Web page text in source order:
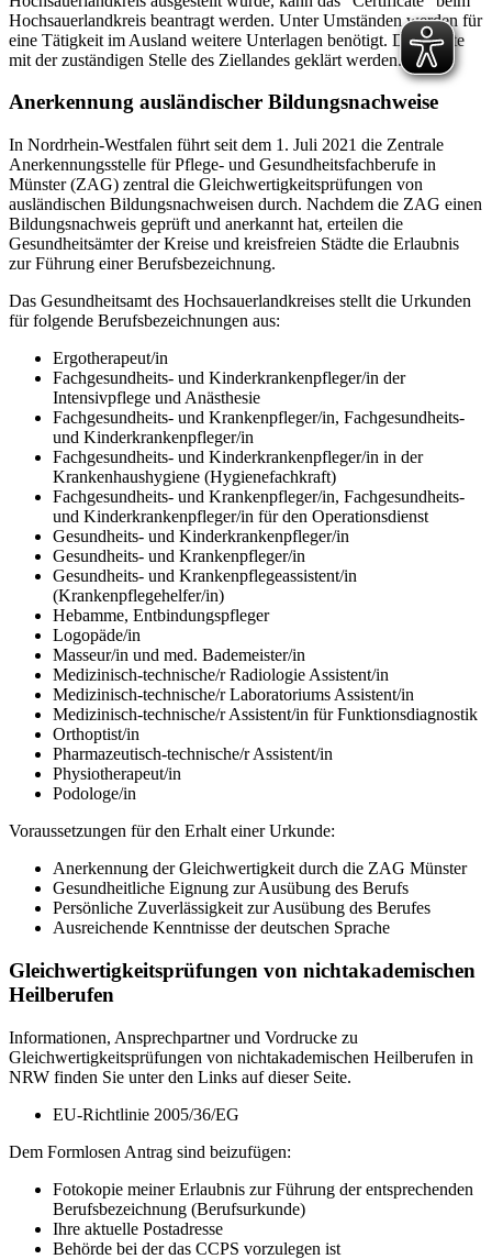
Hochsauerlandkreis beantragt werden. Unter Umständen werden für
eine Tätigkeit im Ausland weitere Unterlagen benötigt. Dies sollte
mit der zuständigen Stelle des Ziellandes geklärt werden.
Anerkennung ausländischer Bildungsnachweise
In Nordrhein-Westfalen führt seit dem 1. Juli 2021 die Zentrale
Anerkennungsstelle für Pflege- und Gesundheitsfachberufe in
Münster (ZAG) zentral die Gleichwertigkeitsprüfungen von
ausländischen Bildungsnachweisen durch. Nachdem die ZAG einen
Bildungsnachweis geprüft und anerkannt hat, erteilen die
Gesundheitsämter der Kreise und kreisfreien Städte die Erlaubnis
zur Führung einer Berufsbezeichnung.
Das Gesundheitsamt des Hochsauerlandkreises stellt die Urkunden
für folgende Berufsbezeichnungen aus:
Ergotherapeut/in
Fachgesundheits- und Kinderkrankenpfleger/in der
Intensivpflege und Anästhesie
Fachgesundheits- und Krankenpfleger/in, Fachgesundheits-
und Kinderkrankenpfleger/in
Fachgesundheits- und Kinderkrankenpfleger/in in der
Krankenhaushygiene (Hygienefachkraft)
Fachgesundheits- und Krankenpfleger/in, Fachgesundheits-
und Kinderkrankenpfleger/in für den Operationsdienst
Gesundheits- und Kinderkrankenpfleger/in
Gesundheits- und Krankenpfleger/in
Gesundheits- und Krankenpflegeassistent/in
(Krankenpflegehelfer/in)
Hebamme, Entbindungspfleger
Logopäde/in
Masseur/in und med. Bademeister/in
Medizinisch-technische/r Radiologie Assistent/in
Medizinisch-technische/r Laboratoriums Assistent/in
Medizinisch-technische/r Assistent/in für Funktionsdiagnostik
Orthoptist/in
Pharmazeutisch-technische/r Assistent/in
Physiotherapeut/in
Podologe/in
Voraussetzungen für den Erhalt einer Urkunde:
Anerkennung der Gleichwertigkeit durch die ZAG Münster
Gesundheitliche Eignung zur Ausübung des Berufs
Persönliche Zuverlässigkeit zur Ausübung des Berufes
Ausreichende Kenntnisse der deutschen Sprache
Gleichwertigkeitsprüfungen von nichtakademischen
Heilberufen
Informationen, Ansprechpartner und Vordrucke zu
Gleichwertigkeitsprüfungen von nichtakademischen Heilberufen in
NRW finden Sie unter den Links auf dieser Seite.
EU-Richtlinie 2005/36/EG
Dem Formlosen Antrag sind beizufügen:
Fotokopie meiner Erlaubnis zur Führung der entsprechenden
Berufsbezeichnung (Berufsurkunde)
Ihre aktuelle Postadresse
Behörde bei der das CCPS vorzulegen ist